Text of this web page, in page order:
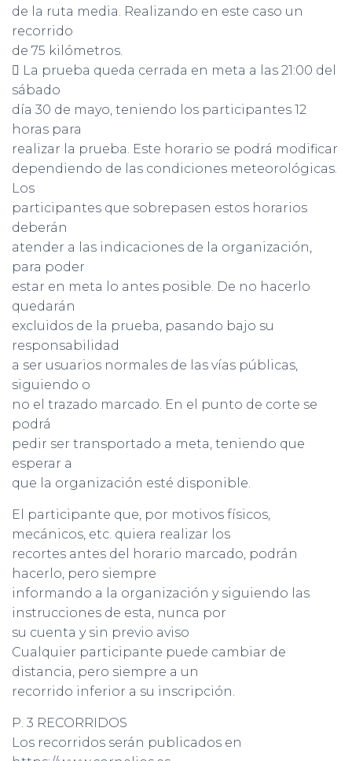
de la ruta media. Realizando en este caso un
recorrido
de 75 kilómetros.
 La prueba queda cerrada en meta a las 21:00 del
sábado
día 30 de mayo, teniendo los participantes 12
horas para
realizar la prueba. Este horario se podrá modificar
dependiendo de las condiciones meteorológicas.
Los
participantes que sobrepasen estos horarios
deberán
atender a las indicaciones de la organización,
para poder
estar en meta lo antes posible. De no hacerlo
quedarán
excluidos de la prueba, pasando bajo su
responsabilidad
a ser usuarios normales de las vías públicas,
siguiendo o
no el trazado marcado. En el punto de corte se
podrá
pedir ser transportado a meta, teniendo que
esperar a
que la organización esté disponible.
El participante que, por motivos físicos,
mecánicos, etc. quiera realizar los
recortes antes del horario marcado, podrán
hacerlo, pero siempre
informando a la organización y siguiendo las
instrucciones de esta, nunca por
su cuenta y sin previo aviso
Cualquier participante puede cambiar de
distancia, pero siempre a un
recorrido inferior a su inscripción.
P. 3 RECORRIDOS
Los recorridos serán publicados en